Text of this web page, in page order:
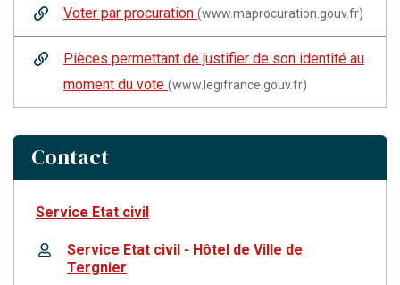
Voter par procuration (www.maprocuration.gouv.fr)
Pièces permettant de justifier de son identité au
moment du vote (www.legifrance.gouv.fr)
Contact
Service Etat civil
Service Etat civil - Hôtel de Ville de
Tergnier